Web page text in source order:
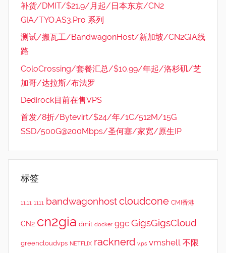
补货/DMIT/$21.9/月起/日本东京/CN2
GIA/TYO.AS3.Pro 系列
测试/搬瓦工/BandwagonHost/新加坡/CN2GIA线
路
ColoCrossing/套餐汇总/$10.99/年起/洛杉矶/芝
加哥/达拉斯/布法罗
Dedirock目前在售VPS
首发/8折/Bytevirt/$24/年/1C/512M/15G
SSD/500G@200Mbps/圣何塞/家宽/原生IP
标签
11.11 1111 bandwagonhostcloudcone CMI香港
CN2 cn2gia dmit docker ggc GigsGigsCloud
greencloudvps NETFLIX racknerd v.ps vmshell 不限